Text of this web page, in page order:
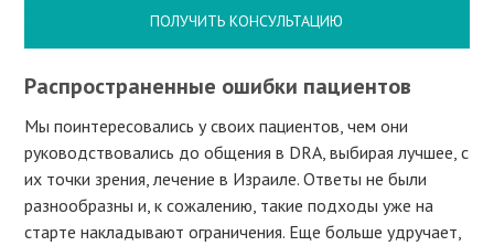
ПОЛУЧИТЬ КОНСУЛЬТАЦИЮ
Распространенные ошибки пациентов
Мы поинтересовались у своих пациентов, чем они
руководствовались до общения в DRA, выбирая лучшее, с
их точки зрения, лечение в Израиле. Ответы не были
разнообразны и, к сожалению, такие подходы уже на
старте накладывают ограничения. Еще больше удручает,